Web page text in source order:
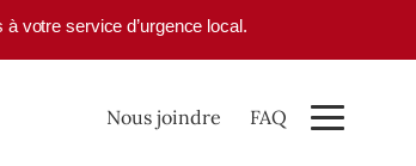
votre service d’urgence local.
Nous joindre FAQ